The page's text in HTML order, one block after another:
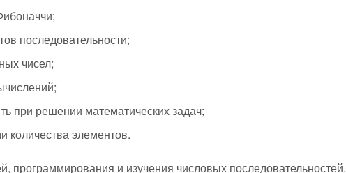
последовательности;
чисел;
при решении математических задач;
количества элементов.
программирования и изучения числовых последовательностей.